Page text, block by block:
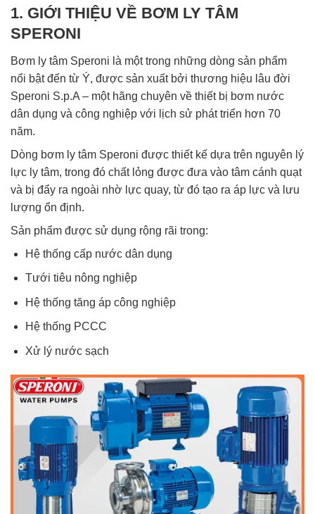
1. GIỚI THIỆU VỀ BƠM LY TÂM
SPERONI
Bơm ly tâm Speroni là một trong những dòng sản phẩm
nổi bật đến từ Ý, được sản xuất bởi thương hiệu lâu đời
Speroni S.p.A – một hãng chuyên về thiết bị bơm nước
dân dụng và công nghiệp với lịch sử phát triển hơn 70
năm.
Dòng bơm ly tâm Speroni được thiết kế dựa trên nguyên lý
lực ly tâm, trong đó chất lỏng được đưa vào tâm cánh quạt
và bị đẩy ra ngoài nhờ lực quay, từ đó tạo ra áp lực và lưu
lượng ổn định.
Sản phẩm được sử dụng rộng rãi trong:
Hệ thống cấp nước dân dụng
Tưới tiêu nông nghiệp
Hệ thống tăng áp công nghiệp
Hệ thống PCCC
Xử lý nước sạch